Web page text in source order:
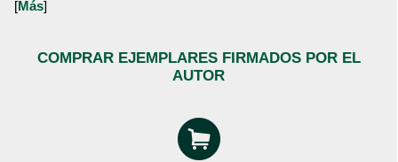
[Más]
COMPRAR EJEMPLARES FIRMADOS POR EL
AUTOR